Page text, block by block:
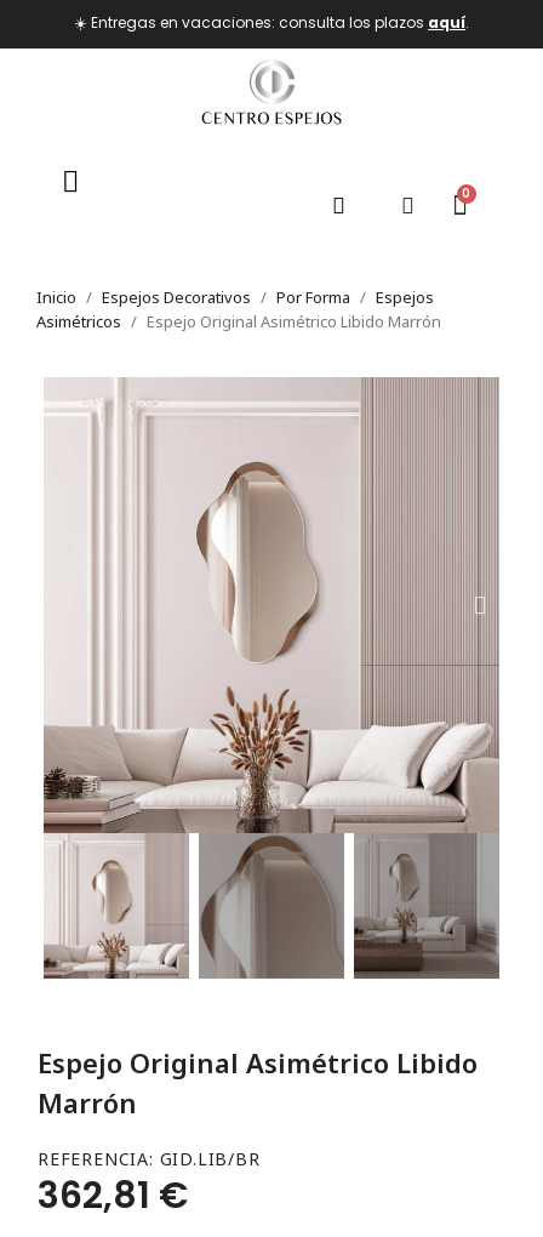
☀️ Entregas en vacaciones: consulta los plazos aquí.
Inicio Espejos Decorativos Por Forma
Espejos
Asimétricos
Espejo Original Asimétrico Libido Marrón
Espejo Original Asimétrico Libido
Marrón
REFERENCIA GID.LIB/BR
362,81 €